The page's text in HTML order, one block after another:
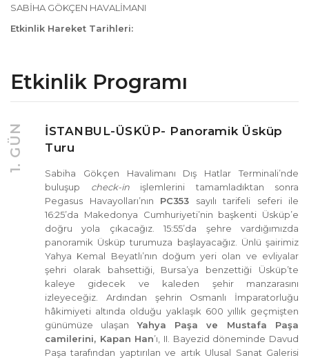
SABİHA GÖKÇEN HAVALİMANI
Etkinlik Hareket Tarihleri:
Etkinlik Programı
1. GÜN
İSTANBUL-ÜSKÜP- Panoramik Üsküp
Turu
Sabiha Gökçen Havalimanı Dış Hatlar Terminali’nde
buluşup check-inişlemlerini tamamladıktan sonra
Pegasus Havayolları’nın PC353 sayılı tarifeli seferi ile
16:25’da Makedonya Cumhuriyeti’nin başkenti Üsküp’e
doğru yola çıkacağız. 15:55’da şehre vardığımızda
panoramik Üsküp turumuza başlayacağız. Ünlü şairimiz
Yahya Kemal Beyatlı’nın doğum yeri olan ve evliyalar
şehri olarak bahsettiği, Bursa’ya benzettiği Üsküp’te
kaleye gidecek ve kaleden şehir manzarasını
izleyeceğiz. Ardından şehrin Osmanlı İmparatorluğu
hâkimiyeti altında olduğu yaklaşık 600 yıllık geçmişten
günümüze ulaşanYahya Paşa ve Mustafa Paşa
camilerini, Kapan Han’ı, II. Bayezid döneminde Davud
Paşa tarafından yaptırılan ve artık Ulusal Sanat Galerisi